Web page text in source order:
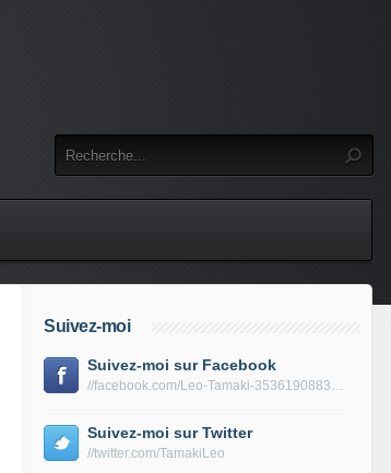
Suivez-moi
Suivez-moi sur Facebook
//facebook.com/Leo-Tamaki-353619088319688/
Suivez-moi sur Twitter
//twitter.com/TamakiLeo